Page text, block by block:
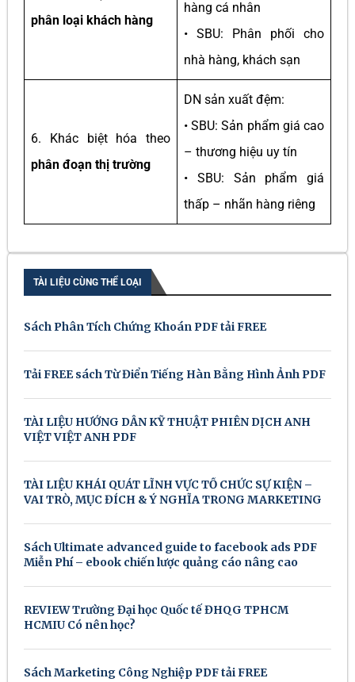
phân loại khách hàng
hàng cá nhân
• SBU: Phân phối cho
nhà hàng, khách sạn
6. Khác biệt hóa theo
phân đoạn thị trường
DN sản xuất đệm:
• SBU: Sản phẩm giá cao
– thương hiệu uy tín
• SBU: Sản phẩm giá
thấp – nhãn hàng riêng
TÀI LIỆU CÙNG THỂ LOẠI
Sách Phân Tích Chứng Khoán PDF tải FREE
Tải FREE sách Từ Điển Tiếng Hàn Bằng Hình Ảnh PDF
TÀI LIỆU HƯỚNG DẪN KỸ THUẬT PHIÊN DỊCH ANH
VIỆT VIỆT ANH PDF
TÀI LIỆU KHÁI QUÁT LĨNH VỰC TỔ CHỨC SỰ KIỆN –
VAI TRÒ, MỤC ĐÍCH & Ý NGHĨA TRONG MARKETING
Sách Ultimate advanced guide to facebook ads PDF
Miễn Phí – ebook chiến lược quảng cáo nâng cao
REVIEW Trường Đại học Quốc tế ĐHQG TPHCM
HCMIU Có nên học?
Sách Marketing Công Nghiệp PDF tải FREE